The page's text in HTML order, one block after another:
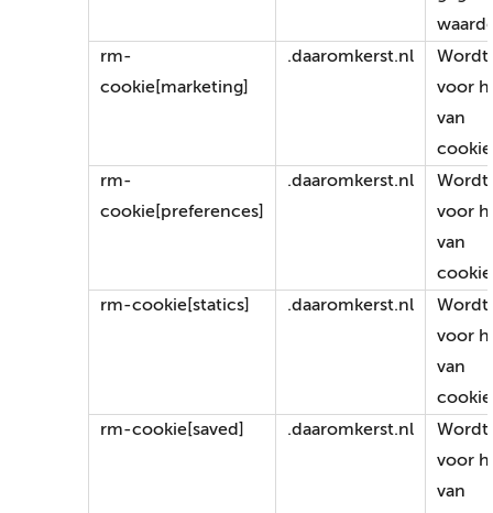
rm-
cookie[marketing]
.daaromkerst.nl
Wordt
voor
van
rm-
cookie[preferences]
.daaromkerst.nl
Wordt
voor
van
rm-cookie[statics]
.daaromkerst.nl
Wordt
voor
van
rm-cookie[saved]
.daaromkerst.nl
Wordt
voor
van